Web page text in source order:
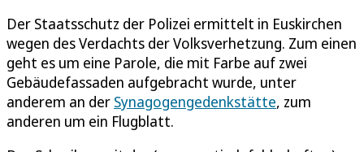
Der Staatsschutz der Polizei ermittelt in Euskirchen
wegen des Verdachts der Volksverhetzung. Zum einen
geht es um eine Parole, die mit Farbe auf zwei
Gebäudefassaden aufgebracht wurde, unter
anderem an der Synagogengedenkstätte, zum
anderen um ein Flugblatt.